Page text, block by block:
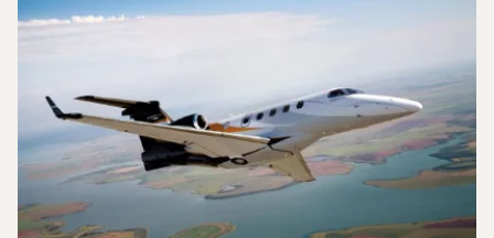
Autonomie (NM)